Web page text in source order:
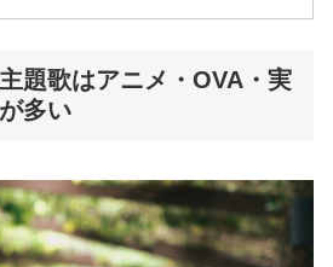
題歌はアニメ・OVA・実
多い